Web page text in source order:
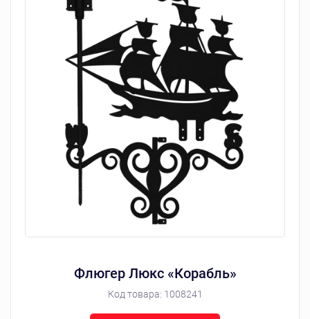
Флюгер Люкс «Корабль»
Код товара: 1008241